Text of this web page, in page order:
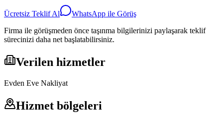
Ücretsiz Teklif Al
WhatsApp ile Görüş
Firma ile görüşmeden önce taşınma bilgilerinizi paylaşarak teklif
sürecinizi daha net başlatabilirsiniz.
Verilen hizmetler
Evden Eve Nakliyat
Hizmet bölgeleri